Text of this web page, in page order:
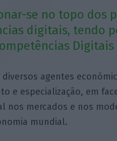
se no topo dos
digitais, tendo
Digitais
agentes
e especialização, em
nos mercados e nos
mundial.